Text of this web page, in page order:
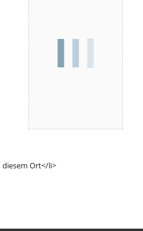
diesem Ort</li>